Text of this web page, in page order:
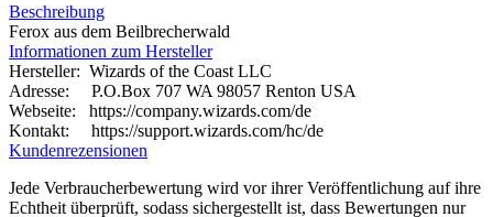
Beschreibung
Ferox aus dem Beilbrecherwald
Informationen zum Hersteller
Hersteller: Wizards of the Coast LLC
Adresse: P.O.Box 707 WA 98057 Renton USA
Webseite:
https://company.wizards.com/de
Kontakt: https://support.wizards.com/hc/de
Kundenrezensionen
Jede Verbraucherbewertung wird vor ihrer Veröffentlichung auf ihre
Echtheit überprüft, sodass sichergestellt ist, dass Bewertungen nur